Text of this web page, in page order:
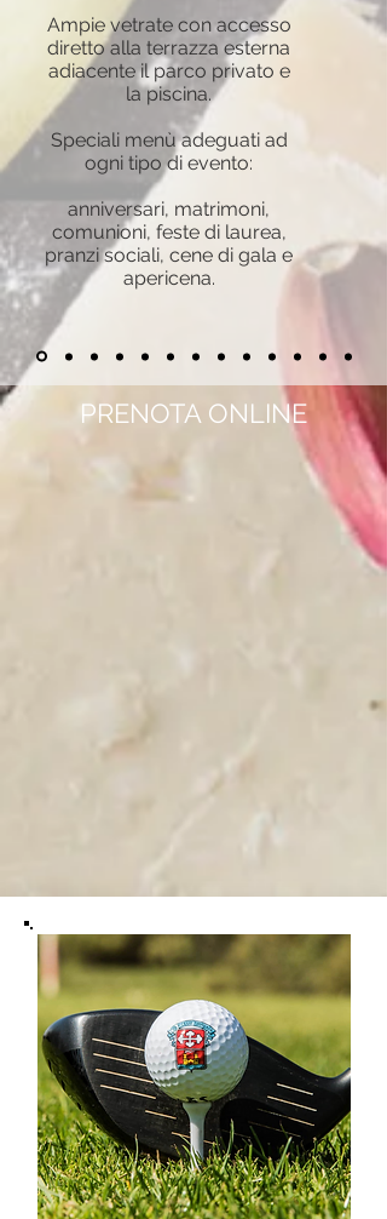
Ampie vetrate con accesso
diretto alla terrazza esterna
adiacente il parco privato e
la piscina.
Speciali menù adeguati ad
ogni tipo di evento:
anniversari, matrimoni,
comunioni, feste di laurea,
pranzi sociali, cene di gala e
apericena.
PRENOTA ONLINE